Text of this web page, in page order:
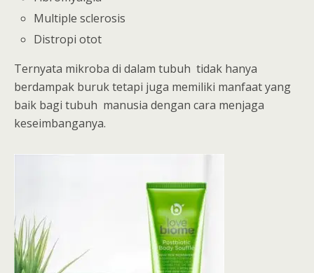
Multiple sclerosis
Distropi otot
Ternyata mikroba di dalam tubuh tidak hanya
berdampak buruk tetapi juga memiliki manfaat yang
baik bagi tubuh manusia dengan cara menjaga
keseimbanganya.